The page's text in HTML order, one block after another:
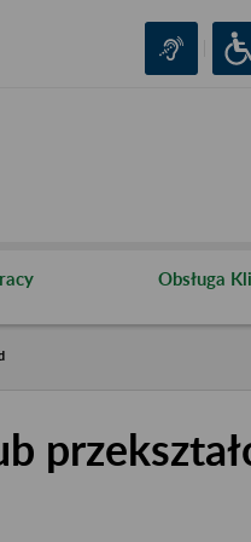
Obsługa